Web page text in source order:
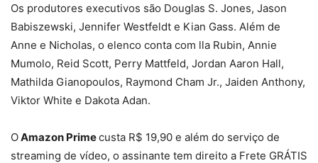
Os produtores executivos são Douglas S. Jones, Jason
Babiszewski, Jennifer Westfeldt e Kian Gass. Além de
Anne e Nicholas, o elenco conta com lla Rubin, Annie
Mumolo, Reid Scott, Perry Mattfeld, Jordan Aaron Hall,
Mathilda Gianopoulos, Raymond Cham Jr., Jaiden Anthony,
Viktor White e Dakota Adan.
OAmazon Primecusta R$ 19,90 e além do serviço de
streaming de vídeo, o assinante tem direito a Frete GRÁTIS